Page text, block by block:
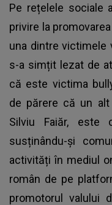
Pe rețelele sociale
privire la
una dintre victimele
s-a simțit lezat de
că este victima
de părere că un
Silviu Faiăr,
susținându-și
activități în mediul
român de pe
promotorul valului